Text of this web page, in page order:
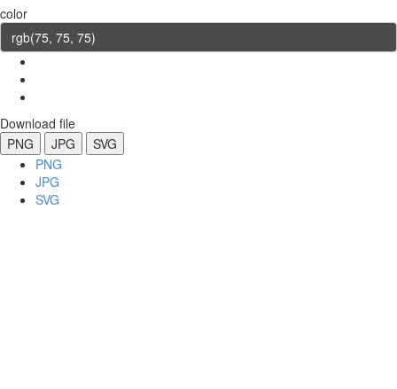
color
Download file
PNG
JPG
SVG
PNG
JPG
SVG